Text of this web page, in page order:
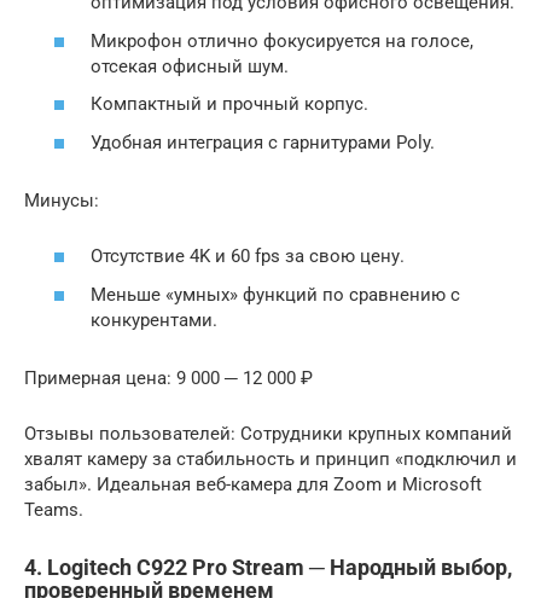
Микрофон отлично фокусируется на голосе,
отсекая офисный шум.
Компактный и прочный корпус.
Удобная интеграция с гарнитурами Poly.
Минусы:
Отсутствие 4K и 60 fps за свою цену.
Меньше «умных» функций по сравнению с
конкурентами.
Примерная цена: 9 000 ─ 12 000 ₽
Отзывы пользователей: Сотрудники крупных компаний
хвалят камеру за стабильность и принцип «подключил и
забыл». Идеальная веб-камера для Zoom и Microsoft
Teams.
4. Logitech C922 Pro Stream ─ Народный выбор,
проверенный временем